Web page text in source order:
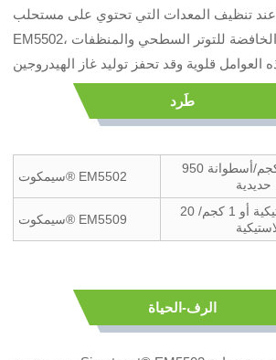
عند تنظيف المعدات التي تحتوي على مستحلب Siemtcoat®
EM5502، استخدم المواد الخافضة للتوتر السطحي والمنظفات
طَرد
سيمكوت® EM5502
950 كجم/أسطوانة IBC أو 180 كجم/
سيمكوت® EM5509
20 كجم/أسطوانة بلاستيكية أو 1 كجم/
الرف-الحياة